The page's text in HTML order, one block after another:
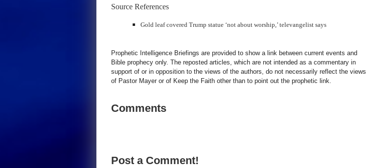
Source References
Gold leaf covered Trump statue ‘not about worship,’ televangelist says
Prophetic Intelligence Briefings are provided to show a link between current events and
Bible prophecy only. The reposted articles, which are not intended as a commentary in
support of or in opposition to the views of the authors, do not necessarily reflect the views
of Pastor Mayer or of Keep the Faith other than to point out the prophetic link.
Comments
Post a Comment!